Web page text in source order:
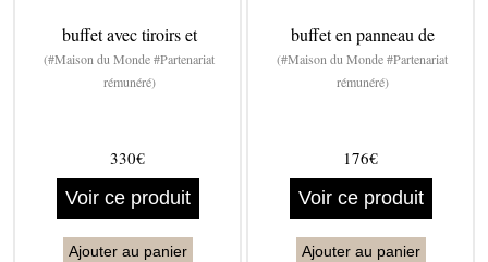
buffet avec tiroirs et
(#Maison du Monde #Partenariat
rémunéré)
330€
Voir ce produit
Ajouter au panier
buffet en panneau de
(#Maison du Monde #Partenariat
rémunéré)
176€
Voir ce produit
Ajouter au panier